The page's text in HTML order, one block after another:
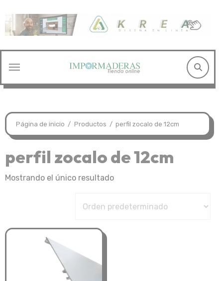
contenido
Página de inicio Productos perfil zocalo de 12cm
perfil zocalo de 12cm
Mostrando el único resultado